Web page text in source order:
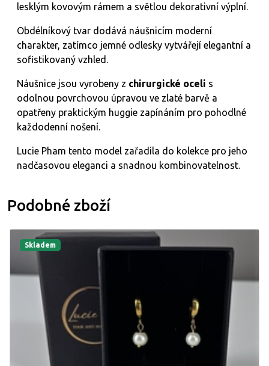
lesklým kovovým rámem a světlou dekorativní výplní.
Obdélníkový tvar dodává náušnicím moderní
charakter, zatímco jemné odlesky vytvářejí elegantní a
sofistikovaný vzhled.
Náušnice jsou vyrobeny z chirurgické oceli s
odolnou povrchovou úpravou ve zlaté barvě a
opatřeny praktickým huggie zapínáním pro pohodlné
každodenní nošení.
Lucie Pham tento model zařadila do kolekce pro jeho
nadčasovou eleganci a snadnou kombinovatelnost.
Podobné zboží
Skladem